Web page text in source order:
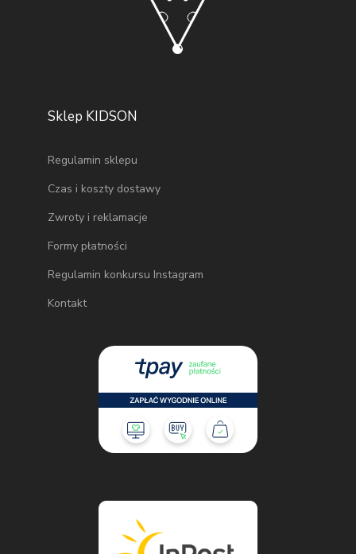
Sklep KIDSON
Regulamin sklepu
Czas i koszty dostawy
Zwroty i reklamacje
Formy płatności
Regulamin konkursu Instagram
Kontakt